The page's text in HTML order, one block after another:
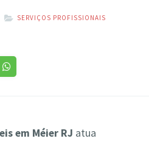
SERVIÇOS PROFISSIONAIS
em Méier RJ atua